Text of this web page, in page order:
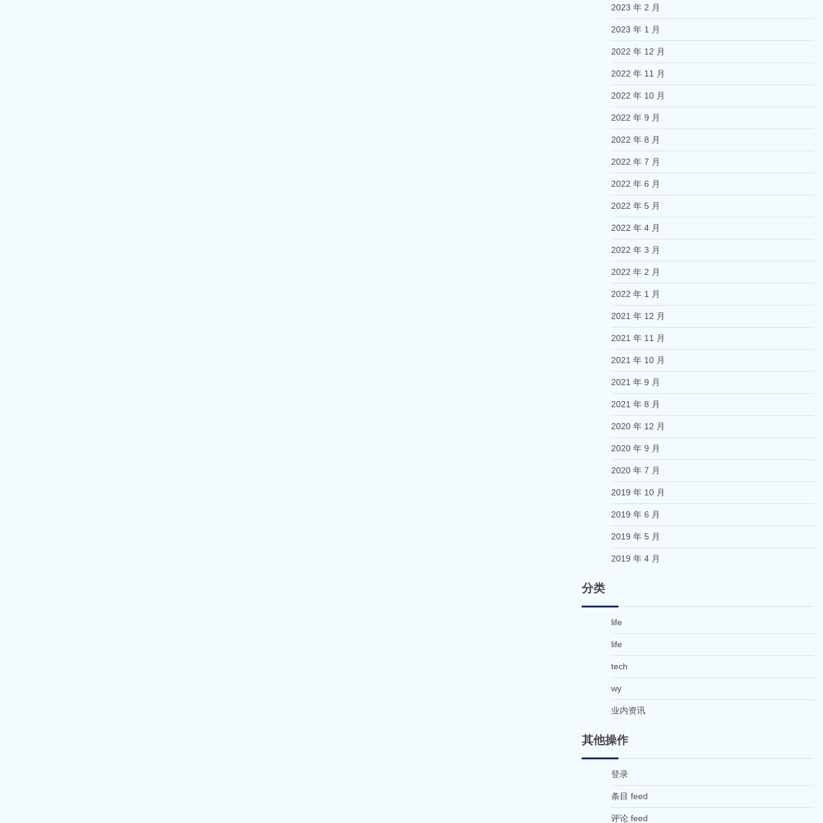
2023 年 2 月
2023 年 1 月
2022 年 12 月
2022 年 11 月
2022 年 10 月
2022 年 9 月
2022 年 8 月
2022 年 7 月
2022 年 6 月
2022 年 5 月
2022 年 4 月
2022 年 3 月
2022 年 2 月
2022 年 1 月
2021 年 12 月
2021 年 11 月
2021 年 10 月
2021 年 9 月
2021 年 8 月
2020 年 12 月
2020 年 9 月
2020 年 7 月
2019 年 10 月
2019 年 6 月
2019 年 5 月
2019 年 4 月
分类
life
life
tech
wy
业内资讯
其他操作
登录
条目 feed
评论 feed